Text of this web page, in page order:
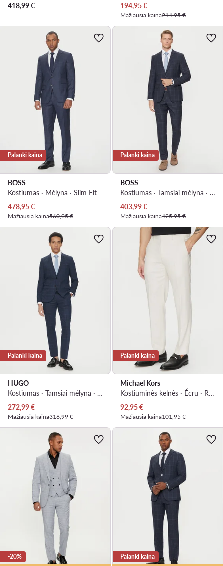
418,99€
Dabartinė kaina
194,95€
Mažiausia kaina214,95 €
Palanki kaina
BOSS
Kostiumas · Mėlyna · Slim Fit
Dabartinė kaina
478,95€
Mažiausia kaina560,95 €
Palanki kaina
BOSS
Kostiumas · Tamsiai mėlyna · Slim Fit
Dabartinė kaina
403,99€
Mažiausia kaina425,95 €
Palanki kaina
HUGO
Kostiumas · Tamsiai mėlyna · Extra Slim Fit
Dabartinė kaina
272,99€
Mažiausia kaina316,99 €
Palanki kaina
Michael Kors
Kostiuminės kelnės · Écru · Regular Fit
Dabartinė kaina
92,95€
Mažiausia kaina101,95 €
-20% Palanki kaina